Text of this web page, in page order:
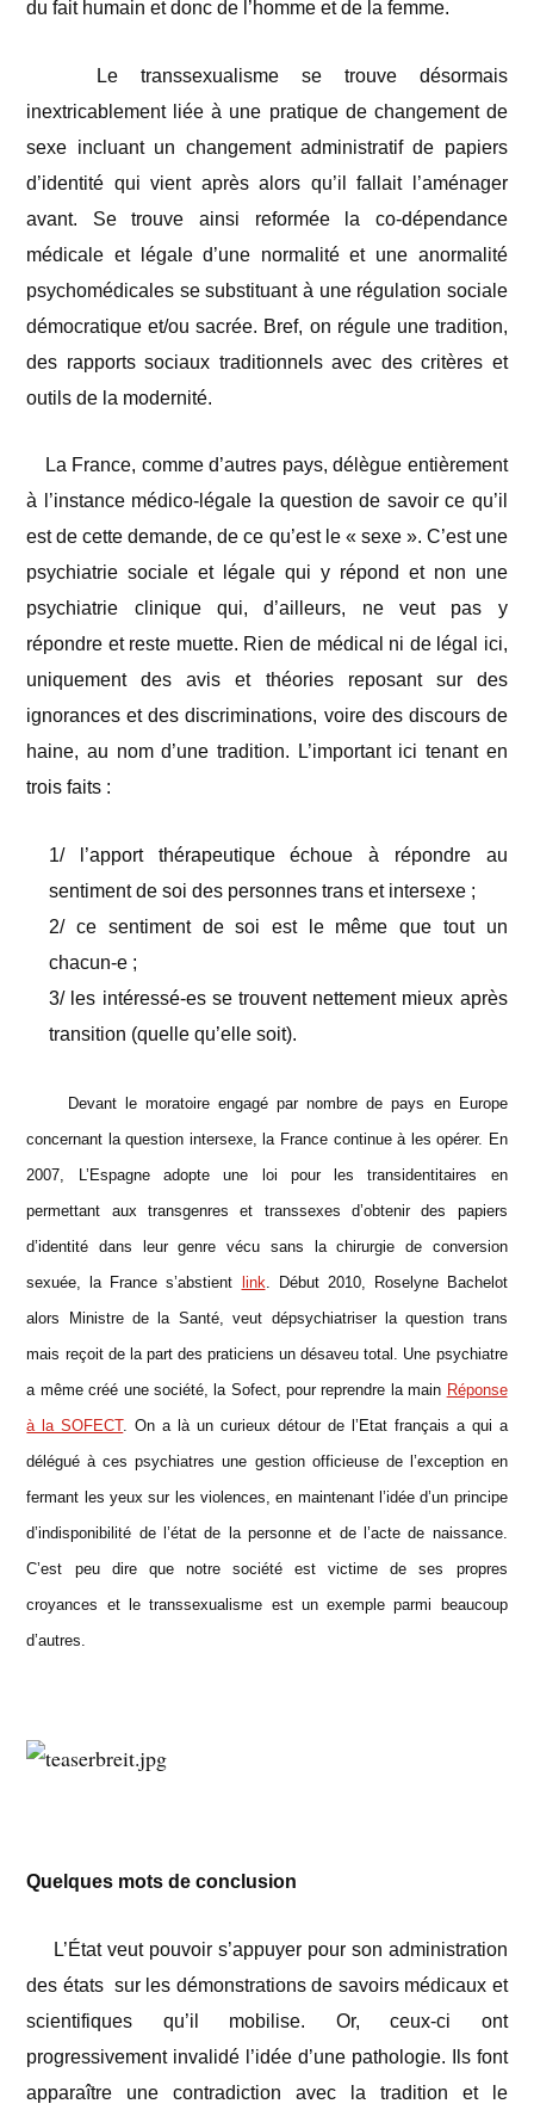
du fait humain et donc de l’homme et de la femme.
Le transsexualisme se trouve désormais
inextricablement liée à une pratique de changement de
sexe incluant un changement administratif de papiers
d’identité qui vient après alors qu’il fallait l’aménager
avant. Se trouve ainsi reformée la co-dépendance
médicale et légale d’une normalité et une anormalité
psychomédicales se substituant à une régulation sociale
démocratique et/ou sacrée. Bref, on régule une tradition,
des rapports sociaux traditionnels avec des critères et
outils de la modernité.
La France, comme d’autres pays, délègue entièrement
à l’instance médico-légale la question de savoir ce qu’il
est de cette demande, de ce qu’est le « sexe ». C’est une
psychiatrie sociale et légale qui y répond et non une
psychiatrie clinique qui, d’ailleurs, ne veut pas y
répondre et reste muette. Rien de médical ni de légal ici,
uniquement des avis et théories reposant sur des
ignorances et des discriminations, voire des discours de
haine, au nom d’une tradition. L’important ici tenant en
trois faits :
1/ l’apport thérapeutique échoue à répondre au
sentiment de soi des personnes trans et intersexe ;
2/ ce sentiment de soi est le même que tout un
chacun-e ;
3/ les intéressé-es se trouvent nettement mieux après
transition (quelle qu’elle soit).
Devant le moratoire engagé par nombre de pays en Europe
concernant la question intersexe, la France continue à les opérer. En
2007, L’Espagne adopte une loi pour les transidentitaires en
permettant aux transgenres et transsexes d’obtenir des papiers
d’identité dans leur genre vécu sans la chirurgie de conversion
sexuée, la France s’abstient
link . Début 2010, Roselyne Bachelot
alors Ministre de la Santé, veut dépsychiatriser la question trans
mais reçoit de la part des praticiens un désaveu total. Une psychiatre
a même créé une société, la Sofect, pour reprendre la main Réponse
à la SOFECT. On a là un curieux détour de l’Etat français a qui a
délégué à ces psychiatres une gestion officieuse de l’exception en
fermant les yeux sur les violences, en maintenant l’idée d’un principe
d’indisponibilité de l’état de la personne et de l’acte de naissance.
C’est peu dire que notre société est victime de ses propres
croyances et le transsexualisme est un exemple parmi beaucoup
d’autres.
Quelques mots de conclusion
L’État veut pouvoir s’appuyer pour son administration
des états sur les démonstrations de savoirs médicaux et
scientifiques qu’il mobilise. Or, ceux-ci ont
progressivement invalidé l’idée d’une pathologie. Ils font
apparaître une contradiction avec la tradition et le